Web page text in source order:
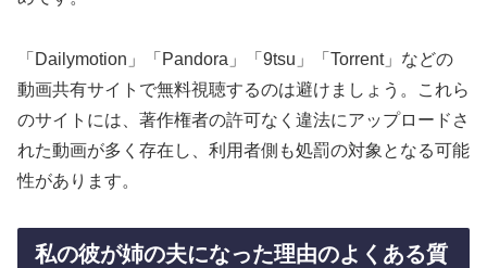
「Dailymotion」「Pandora」「9tsu」「Torrent」などの
動画共有サイトで無料視聴するのは避けましょう。これら
のサイトには、著作権者の許可なく違法にアップロードさ
れた動画が多く存在し、利用者側も処罰の対象となる可能
性があります。
私の彼が姉の夫になった理由のよくある質